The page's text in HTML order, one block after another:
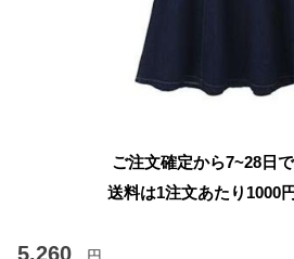
ご注文確定から7~28日
送料は1注文あたり 1000
5,260